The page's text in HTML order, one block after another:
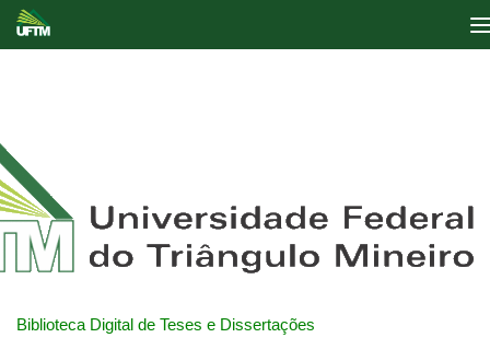
Biblioteca Digital de Teses e Dissertações